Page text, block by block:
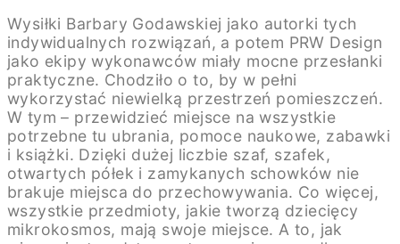
Wysiłki Barbary Godawskiej jako autorki tych
indywidualnych rozwiązań, a potem PRW Design
jako ekipy wykonawców miały mocne przesłanki
praktyczne. Chodziło o to, by w pełni
wykorzystać niewielką przestrzeń pomieszczeń.
W tym – przewidzieć miejsce na wszystkie
potrzebne tu ubrania, pomoce naukowe, zabawki
i książki. Dzięki dużej liczbie szaf, szafek,
otwartych półek i zamykanych schowków nie
brakuje miejsca do przechowywania. Co więcej,
wszystkie przedmioty, jakie tworzą dziecięcy
mikrokosmos, mają swoje miejsce. A to, jak